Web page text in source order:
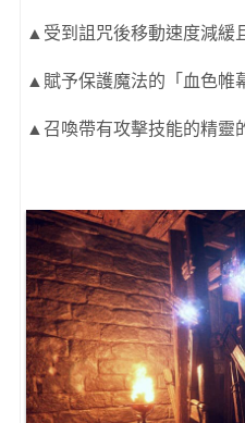
▲受到詛咒後移動速度減緩
▲賦予保護魔法的「血色帷
▲召喚帶有攻擊技能的精靈